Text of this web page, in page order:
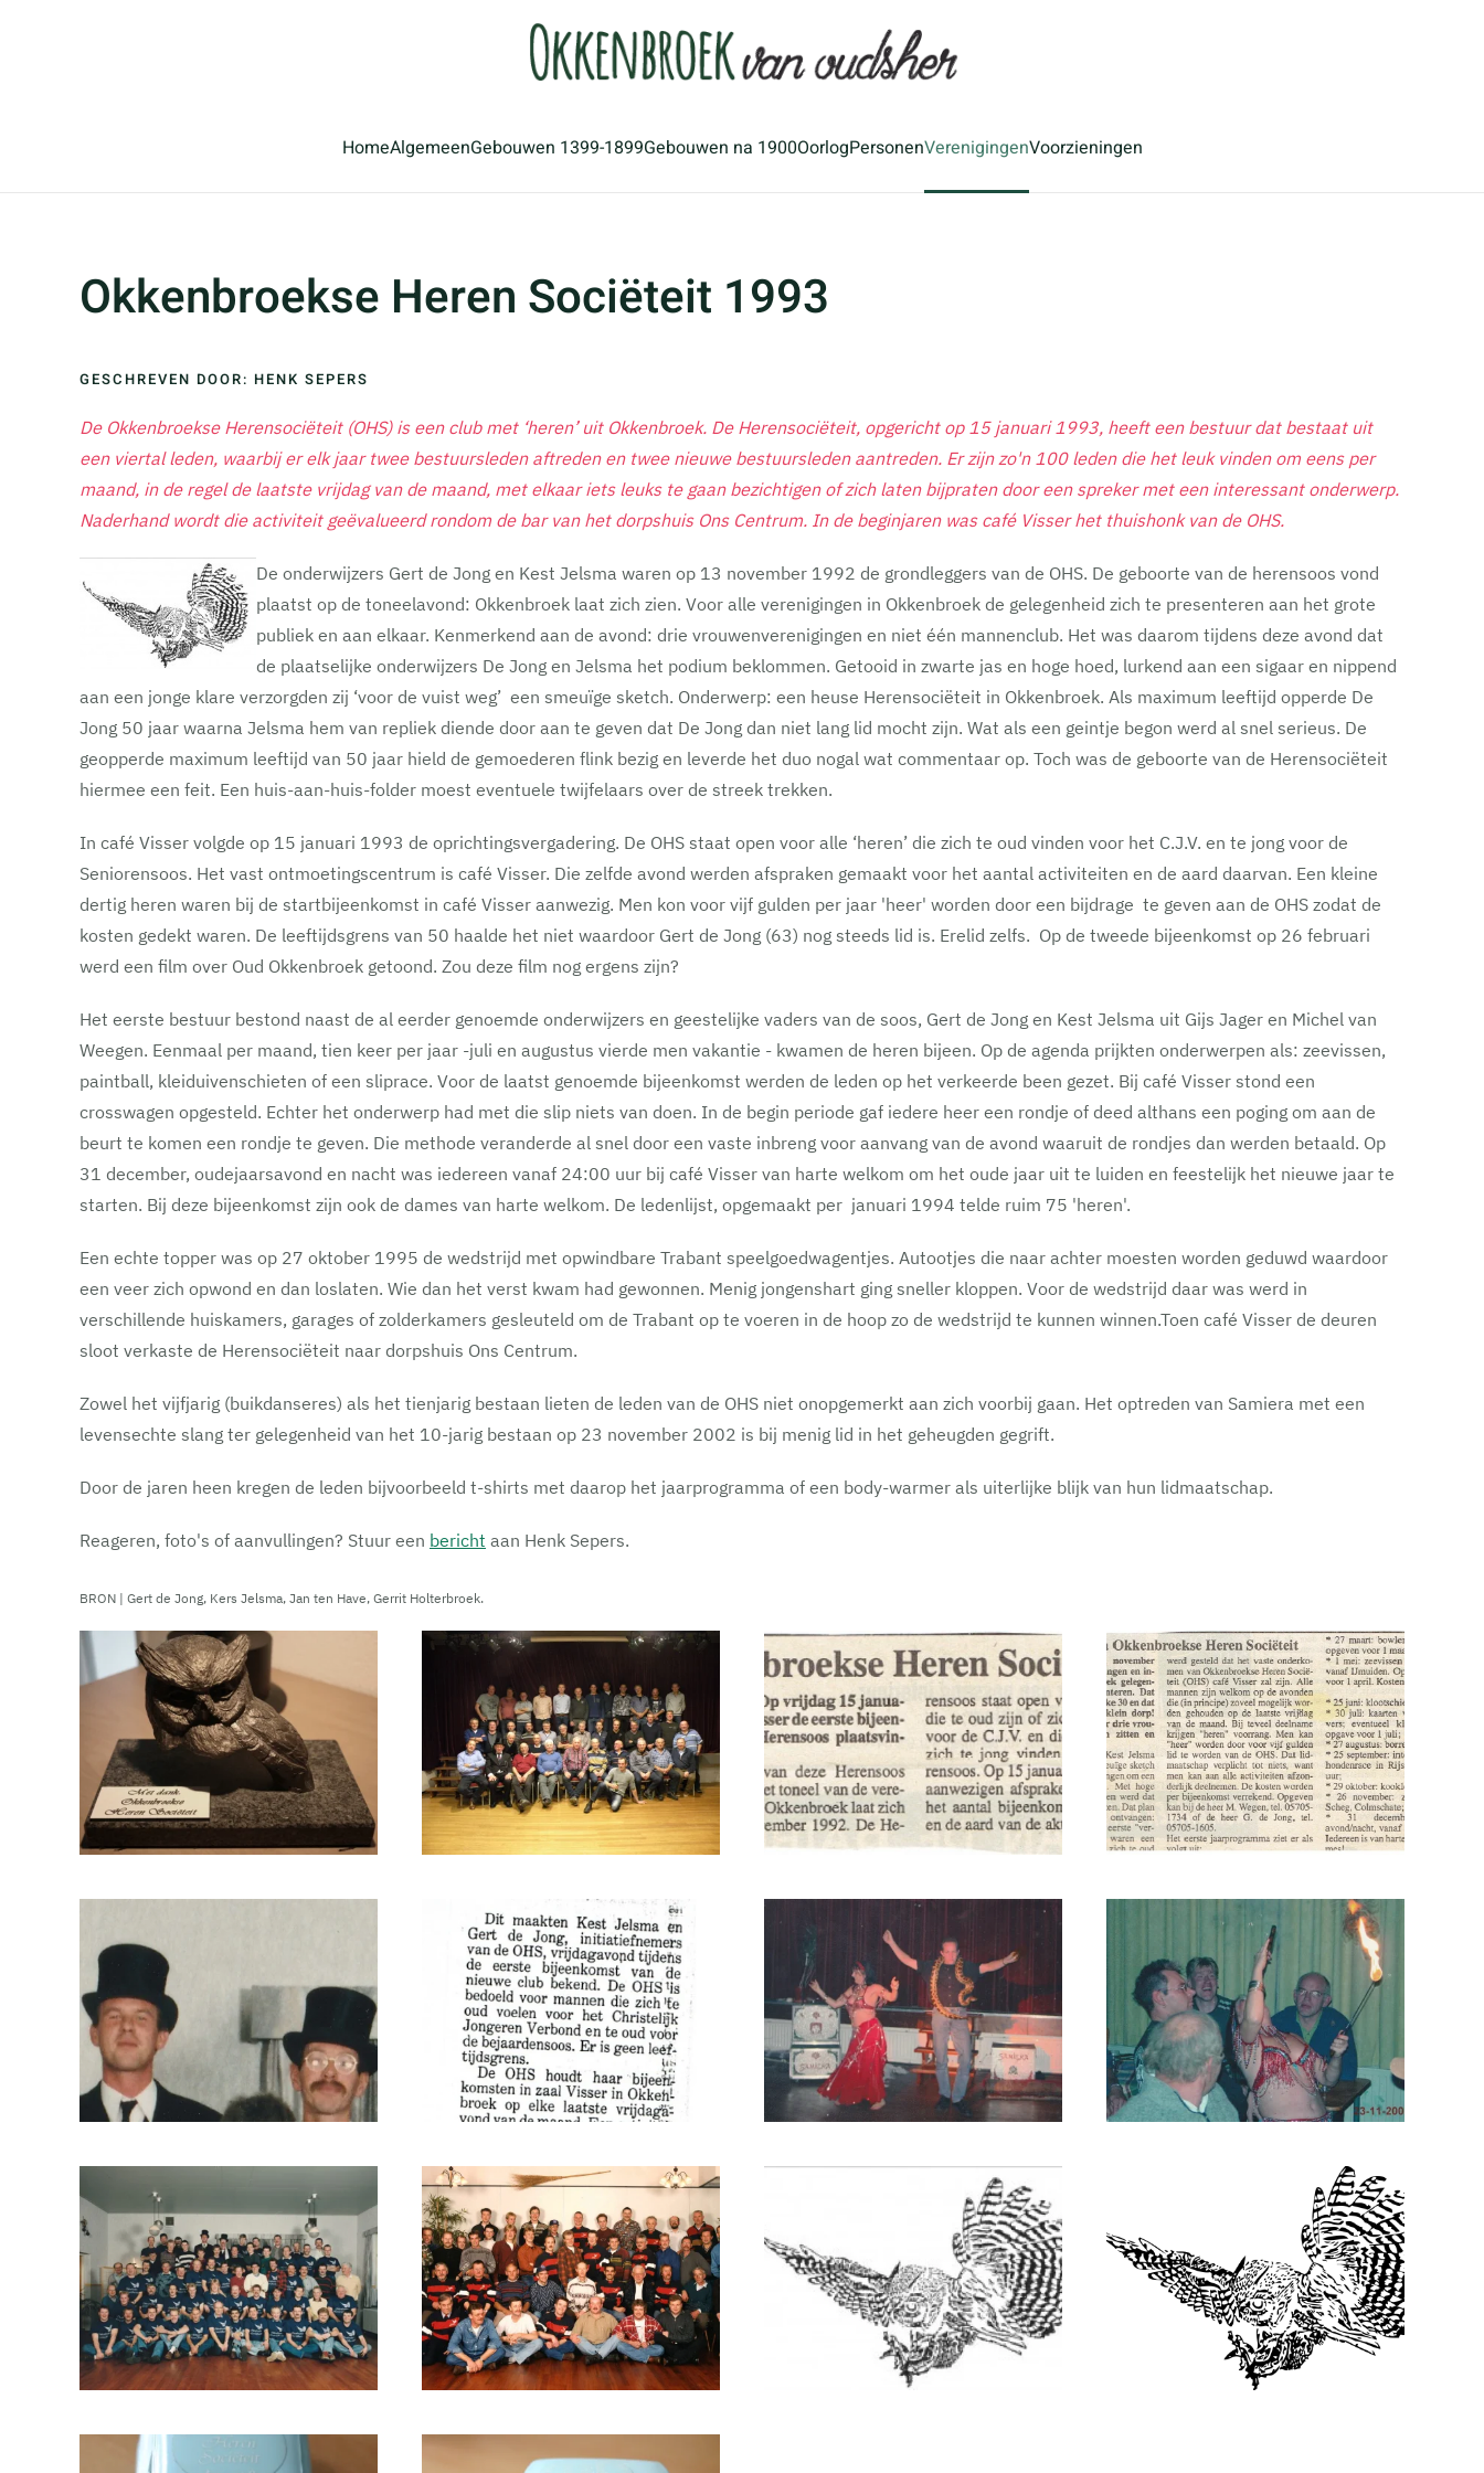
HomeAlgemeenGebouwen 1399-1899Gebouwen na 1900OorlogPersonenVerenigingenVoorzieningen
Okkenbroekse Heren Sociëteit 1993
GESCHREVEN DOOR: HENK SEPERS
De Okkenbroekse Herensociëteit (OHS) is een club met ‘heren’ uit Okkenbroek. De Herensociëteit, opgericht op 15 januari 1993, heeft een bestuur dat bestaat uit
een viertal leden, waarbij er elk jaar twee bestuursleden aftreden en twee nieuwe bestuursleden aantreden. Er zijn zo'n 100 leden die het leuk vinden om eens per
maand, in de regel de laatste vrijdag van de maand, met elkaar iets leuks te gaan bezichtigen of zich laten bijpraten door een spreker met een interessant onderwerp.
Naderhand wordt die activiteit geëvalueerd rondom de bar van het dorpshuis Ons Centrum. In de beginjaren was café Visser het thuishonk van de OHS.
De onderwijzers Gert de Jong en Kest Jelsma waren op 13 november 1992 de grondleggers van de OHS. De geboorte van de herensoos vond
plaatst op de toneelavond: Okkenbroek laat zich zien. Voor alle verenigingen in Okkenbroek de gelegenheid zich te presenteren aan het grote
publiek en aan elkaar. Kenmerkend aan de avond: drie vrouwenverenigingen en niet één mannenclub. Het was daarom tijdens deze avond dat
de plaatselijke onderwijzers De Jong en Jelsma het podium beklommen. Getooid in zwarte jas en hoge hoed, lurkend aan een sigaar en nippend
aan een jonge klare verzorgden zij ‘voor de vuist weg’ een smeuïge sketch. Onderwerp: een heuse Herensociëteit in Okkenbroek. Als maximum leeftijd opperde De
Jong 50 jaar waarna Jelsma hem van repliek diende door aan te geven dat De Jong dan niet lang lid mocht zijn. Wat als een geintje begon werd al snel serieus. De
geopperde maximum leeftijd van 50 jaar hield de gemoederen flink bezig en leverde het duo nogal wat commentaar op. Toch was de geboorte van de Herensociëteit
hiermee een feit. Een huis-aan-huis-folder moest eventuele twijfelaars over de streek trekken.
In café Visser volgde op 15 januari 1993 de oprichtingsvergadering. De OHS staat open voor alle ‘heren’ die zich te oud vinden voor het C.J.V. en te jong voor de
Seniorensoos. Het vast ontmoetingscentrum is café Visser. Die zelfde avond werden afspraken gemaakt voor het aantal activiteiten en de aard daarvan. Een kleine
dertig heren waren bij de startbijeenkomst in café Visser aanwezig. Men kon voor vijf gulden per jaar 'heer' worden door een bijdrage te geven aan de OHS zodat de
kosten gedekt waren. De leeftijdsgrens van 50 haalde het niet waardoor Gert de Jong (63) nog steeds lid is. Erelid zelfs. Op de tweede bijeenkomst op 26 februari
werd een film over Oud Okkenbroek getoond. Zou deze film nog ergens zijn?
Het eerste bestuur bestond naast de al eerder genoemde onderwijzers en geestelijke vaders van de soos, Gert de Jong en Kest Jelsma uit Gijs Jager en Michel van
Weegen. Eenmaal per maand, tien keer per jaar -juli en augustus vierde men vakantie - kwamen de heren bijeen. Op de agenda prijkten onderwerpen als: zeevissen,
paintball, kleiduivenschieten of een sliprace. Voor de laatst genoemde bijeenkomst werden de leden op het verkeerde been gezet. Bij café Visser stond een
crosswagen opgesteld. Echter het onderwerp had met die slip niets van doen. In de begin periode gaf iedere heer een rondje of deed althans een poging om aan de
beurt te komen een rondje te geven. Die methode veranderde al snel door een vaste inbreng voor aanvang van de avond waaruit de rondjes dan werden betaald. Op
31 december, oudejaarsavond en nacht was iedereen vanaf 24:00 uur bij café Visser van harte welkom om het oude jaar uit te luiden en feestelijk het nieuwe jaar te
starten. Bij deze bijeenkomst zijn ook de dames van harte welkom. De ledenlijst, opgemaakt per januari 1994 telde ruim 75 'heren'.
Een echte topper was op 27 oktober 1995 de wedstrijd met opwindbare Trabant speelgoedwagentjes. Autootjes die naar achter moesten worden geduwd waardoor
een veer zich opwond en dan loslaten. Wie dan het verst kwam had gewonnen. Menig jongenshart ging sneller kloppen. Voor de wedstrijd daar was werd in
verschillende huiskamers, garages of zolderkamers gesleuteld om de Trabant op te voeren in de hoop zo de wedstrijd te kunnen winnen.Toen café Visser de deuren
sloot verkaste de Herensociëteit naar dorpshuis Ons Centrum.
Zowel het vijfjarig (buikdanseres) als het tienjarig bestaan lieten de leden van de OHS niet onopgemerkt aan zich voorbij gaan. Het optreden van Samiera met een
levensechte slang ter gelegenheid van het 10-jarig bestaan op 23 november 2002 is bij menig lid in het geheugden gegrift.
Door de jaren heen kregen de leden bijvoorbeeld t-shirts met daarop het jaarprogramma of een body-warmer als uiterlijke blijk van hun lidmaatschap.
Reageren, foto's of aanvullingen? Stuur een bericht aan Henk Sepers.
BRON | Gert de Jong, Kers Jelsma, Jan ten Have, Gerrit Holterbroek.